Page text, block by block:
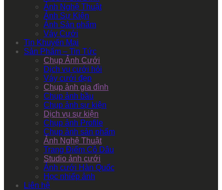
Ảnh Nghệ Thuật
Ảnh Sự Kiện
Ảnh Sản phẩm
Váy Cưới
Tin Khuyến Mại
Sản Phẩm – Tin Tức
Chụp Ảnh Cưới
Dịch vụ cưới hỏi
Váy cưới đẹp
Chụp ảnh gia đình
Chụp ảnh bầu
Chụp ảnh sự kiện
Dịch vụ sự kiện
Chụp ảnh Profile
Chụp ảnh sản phẩm
Ảnh Nghệ Thuật
Trang Điểm Cô Dâu
Studio ảnh cưới
Ảnh cưới Hàn Quốc
Học nhiếp ảnh
Liên hệ